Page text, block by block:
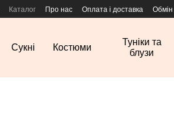
Каталог Про нас Оплата і доставка
Сукні Костюми
Туніки та
блузи